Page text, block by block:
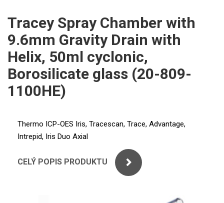
PERKINELMER
SHIMADZU
THERMO ELECTRON (UNICAM)
ANALYTIK JENA
ICP
AGILENT
UV-VIS FLUO
Příprava vzorků
MS/SPM
Tracey Spray Chamber with
9.6mm Gravity Drain with
Helix, 50ml cyclonic,
Borosilicate glass (20-809-
1100HE)
Thermo ICP-OES Iris, Tracescan, Trace, Advantage,
Intrepid, Iris Duo Axial
CELÝ POPIS PRODUKTU